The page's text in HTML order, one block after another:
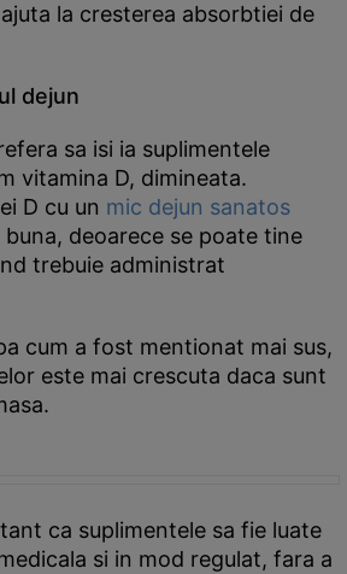
la cresterea absorbtiei de
dejun
sa isi ia suplimentele
vitamina D, dimineata.
D cu un mic dejun sanatos
deoarece se poate tine
trebuie administrat
cum a fost mentionat mai sus,
este mai crescuta daca sunt
ca suplimentele sa fie luate
si in mod regulat, fara a